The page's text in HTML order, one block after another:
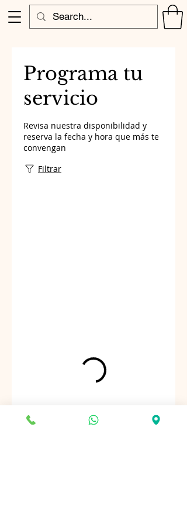
Programa tu
servicio
Revisa nuestra disponibilidad y
reserva la fecha y hora que más te
convengan
Filtrar